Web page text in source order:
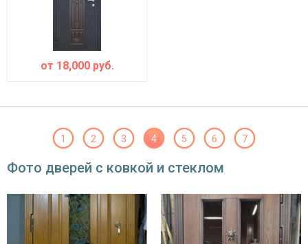
от 18,000руб.
1 2 3 4 5 6 7
Фото дверей с ковкой и стеклом